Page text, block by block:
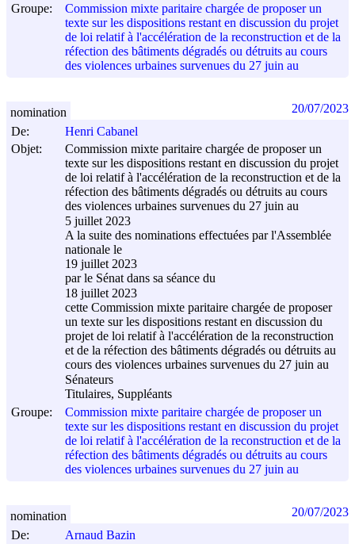
Groupe:
Commission mixte paritaire chargée de proposer un
texte sur les dispositions restant en discussion du projet
de loi relatif à l'accélération de la reconstruction et de la
réfection des bâtiments dégradés ou détruits au cours
des violences urbaines survenues du 27 juin au
De:
Henri Cabanel
Objet:
Commission mixte paritaire chargée de proposer un
texte sur les dispositions restant en discussion du projet
de loi relatif à l'accélération de la reconstruction et de la
réfection des bâtiments dégradés ou détruits au cours
des violences urbaines survenues du 27 juin au
5 juillet 2023
A la suite des nominations effectuées par l'Assemblée
nationale le
19 juillet 2023
par le Sénat dans sa séance du
18 juillet 2023
cette Commission mixte paritaire chargée de proposer
un texte sur les dispositions restant en discussion du
projet de loi relatif à l'accélération de la reconstruction
et de la réfection des bâtiments dégradés ou détruits au
cours des violences urbaines survenues du 27 juin au
Sénateurs
Titulaires, Suppléants
Groupe:
Commission mixte paritaire chargée de proposer un
texte sur les dispositions restant en discussion du projet
de loi relatif à l'accélération de la reconstruction et de la
réfection des bâtiments dégradés ou détruits au cours
des violences urbaines survenues du 27 juin au
nomination 20/07/2023
De:
Arnaud Bazin
nomination 20/07/2023